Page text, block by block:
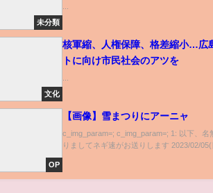
未分類
文化
核軍縮、人権保障、格差縮小…広
トに向け市民社会のアツを
OP
【画像】雪まつりにアーニャ
c_img_param=; c_img_param=; 1: 以下、名
りましてネギ速がお送りします 2023/02/05(